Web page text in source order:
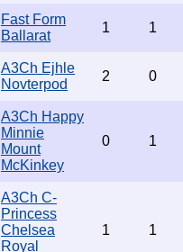
Fast Form
Ballarat
1 1
A3Ch Ejhle
Novterpod
2 0
A3Ch Happy
Minnie
Mount
McKinkey
0 1
A3Ch C-
Princess
Chelsea
Royal
1 1